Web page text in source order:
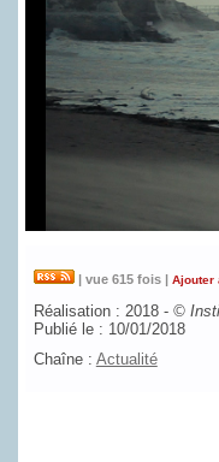
| vue 615 fois | Ajouter
Réalisation : 2018 - ©
Publié le : 10/01/2018
Chaîne : Actualité